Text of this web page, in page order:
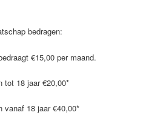
bedragen:
€15,00 per maand.
tot 18 jaar €20,00*
vanaf 18 jaar €40,00*